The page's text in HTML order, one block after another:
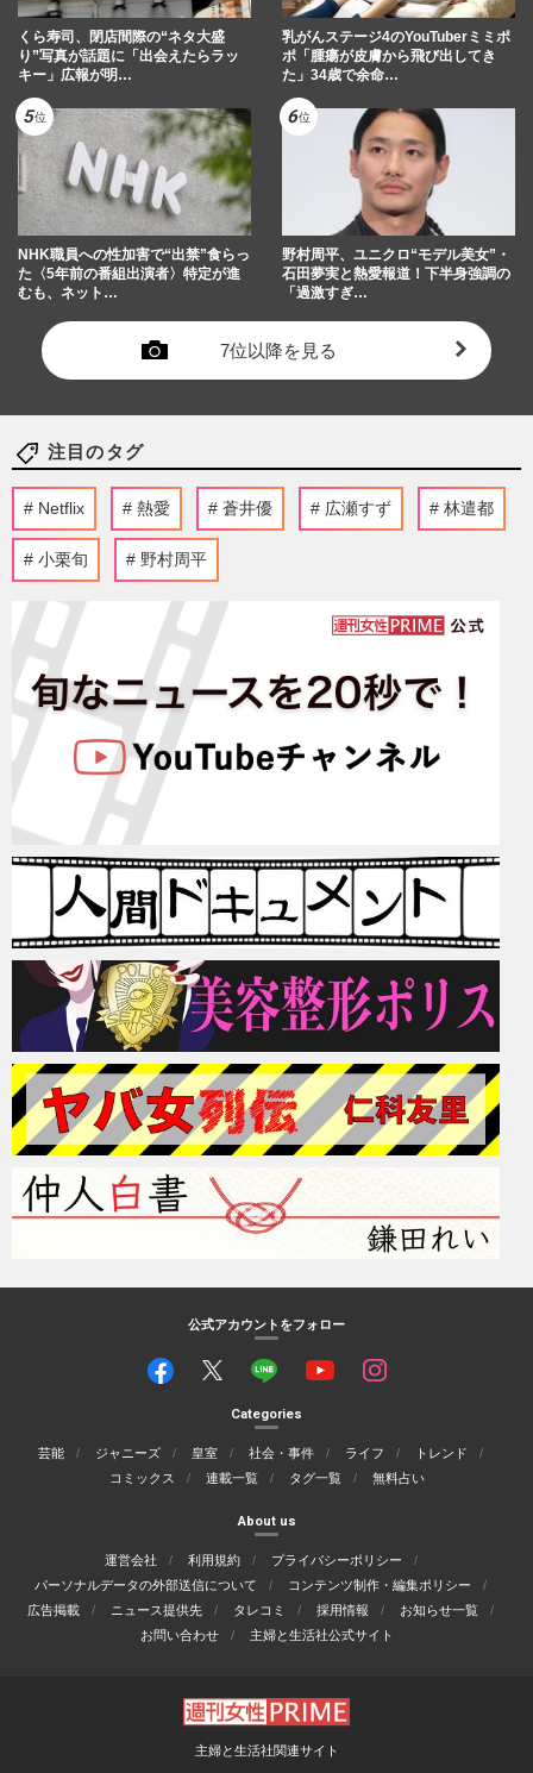
くら寿司、閉店間際の“ネタ大盛
り”写真が話題に「出会えたらラッ
キー」広報が明…
乳がんステージ4のYouTuberミミポ
ポ「腫瘍が皮膚から飛び出してき
た」34歳で余命…
NHK職員への性加害で“出禁”食らっ
た〈5年前の番組出演者〉特定が進
むも、ネット…
野村周平、ユニクロ“モデル美女”・
石田夢実と熱愛報道！下半身強調の
「過激すぎ…
7位以降を見る
注目のタグ
Netflix 熱愛 蒼井優 広瀬すず 林遣都
小栗旬 野村周平
公式アカウントをフォロー
Categories
芸能 ジャニーズ 皇室 社会・事件 ライフ
トレンド
コミックス
連載一覧 タグ一覧 無料占い
About us
運営会社 利用規約
プライバシーポリシー
パーソナルデータの外部送信について
コンテンツ制作・編集ポリシー
広告掲載
ニュース提供先 タレコミ 採用情報
お知らせ一覧
お問い合わせ
主婦と生活社公式サイト
主婦と生活社関連サイト